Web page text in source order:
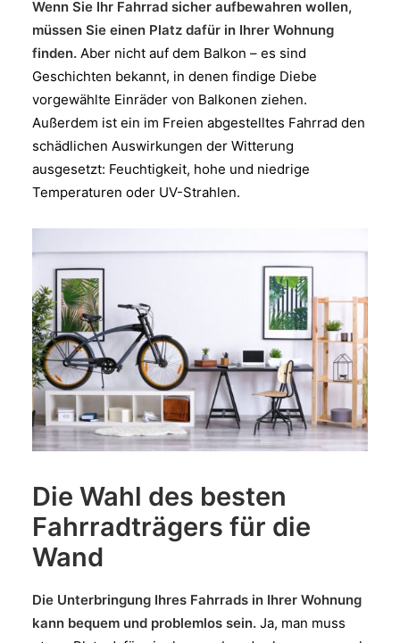
Wenn Sie Ihr Fahrrad sicher aufbewahren wollen,
müssen Sie einen Platz dafür in Ihrer Wohnung
finden. Aber nicht auf dem Balkon – es sind
Geschichten bekannt, in denen findige Diebe
vorgewählte Einräder von Balkonen ziehen.
Außerdem ist ein im Freien abgestelltes Fahrrad den
schädlichen Auswirkungen der Witterung
ausgesetzt: Feuchtigkeit, hohe und niedrige
Temperaturen oder UV-Strahlen.
Die Wahl des besten
Fahrradträgers für die
Wand
Die Unterbringung Ihres Fahrrads in Ihrer Wohnung
kann bequem und problemlos sein. Ja, man muss